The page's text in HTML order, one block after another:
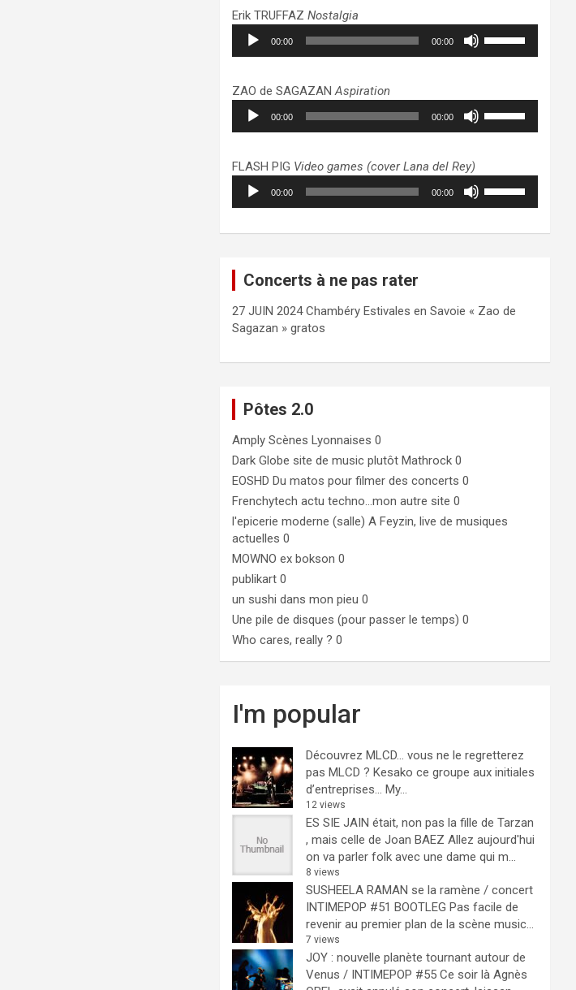
pour
augmenter
ou
volume.
Erik TRUFFAZNostalgia
Lecteur
audio
00:00 00:00
pour
augmenter
ou
volume.
ZAO de SAGAZANAspiration
Lecteur
audio
00:00 00:00
pour
augmenter
ou
FLASH PIG Video games (cover Lana del Rey)
Lecteur
audio
00:00 00:00
haut/bas
le
Concerts à ne pas rater
27 JUIN 2024 Chambéry Estivales en Savoie « Zao de
Sagazan » gratos
Pôtes 2.0
Amply Scènes Lyonnaises 0
Dark Globe site de music plutôt Mathrock 0
EOSHD Du matos pour filmer des concerts 0
Frenchytech actu techno…mon autre site 0
l'epicerie moderne (salle) A Feyzin, live de musiques
actuelles 0
MOWNO ex bokson 0
publikart 0
un sushi dans mon pieu 0
Une pile de disques (pour passer le temps) 0
Who cares, really ? 0
I'm popular
Découvrez MLCD… vous ne le regretterez
pas MLCD ? Kesako ce groupe aux initiales
d’entreprises… My...
12 views
ES SIE JAIN était, non pas la fille de Tarzan
, mais celle de Joan BAEZ Allez aujourd'hui
on va parler folk avec une dame qui m...
8 views
SUSHEELA RAMAN se la ramène / concert
INTIMEPOP #51 BOOTLEG Pas facile de
revenir au premier plan de la scène music...
7 views
JOY : nouvelle planète tournant autour de
Venus / INTIMEPOP #55 Ce soir là Agnès